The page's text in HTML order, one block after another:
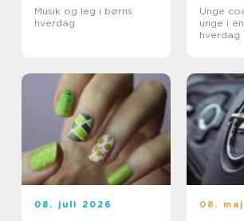
Musik og leg i børns
hverdag
Unge coach
unge i
hverdag
08. juli 2026 08.